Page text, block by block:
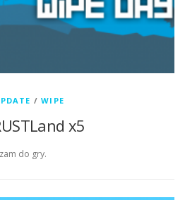
/WIPE
x5
do gry.